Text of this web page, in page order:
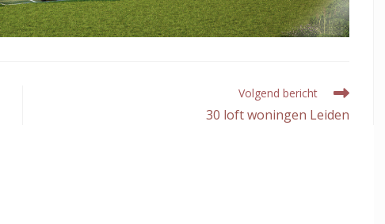
Volgend bericht
30 loft woningen Leiden